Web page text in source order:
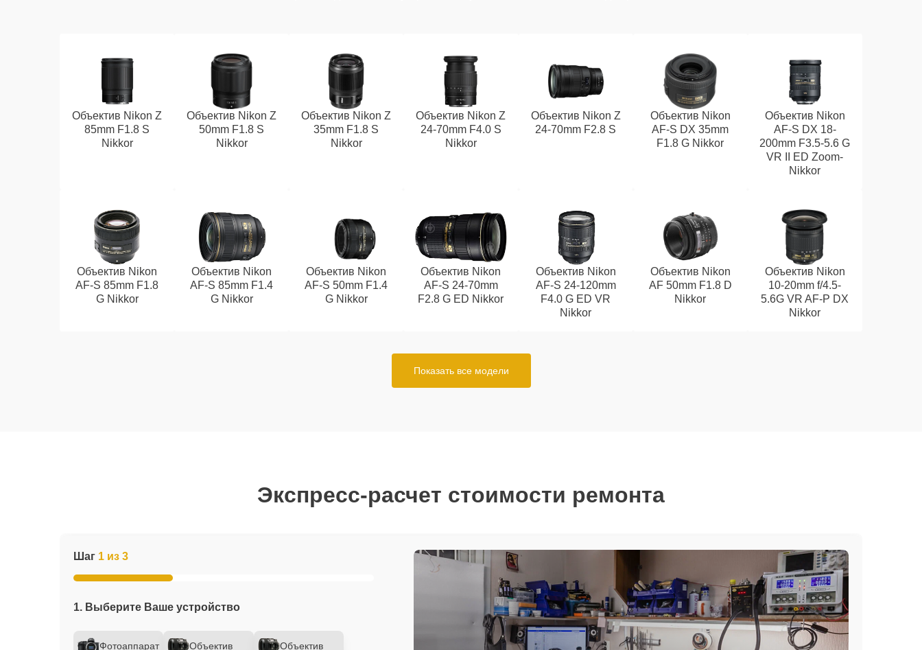
Объектив Nikon Z
85mm F1.8 S
Nikkor
Объектив Nikon Z
50mm F1.8 S
Nikkor
Объектив Nikon Z
35mm F1.8 S
Nikkor
Объектив Nikon Z
24-70mm F4.0 S
Nikkor
Объектив Nikon Z
24-70mm F2.8 S
Объектив Nikon
AF-S DX 35mm
F1.8 G Nikkor
Объектив Nikon
AF-S DX 18-
200mm F3.5-5.6 G
VR II ED Zoom-
Nikkor
Объектив Nikon
AF-S 85mm F1.8
G Nikkor
Объектив Nikon
AF-S 85mm F1.4
G Nikkor
Объектив Nikon
AF-S 50mm F1.4
G Nikkor
Объектив Nikon
AF-S 24-70mm
F2.8 G ED Nikkor
Объектив Nikon
AF-S 24-120mm
F4.0 G ED VR
Nikkor
Объектив Nikon
AF 50mm F1.8 D
Nikkor
Объектив Nikon
10-20mm f/4.5-
5.6G VR AF-P DX
Nikkor
Показать все модели
Экспресс-расчет стоимости ремонта
Шаг 1 из 3
1. Выберите Ваше устройство
Фотоаппарат Объектив Объектив